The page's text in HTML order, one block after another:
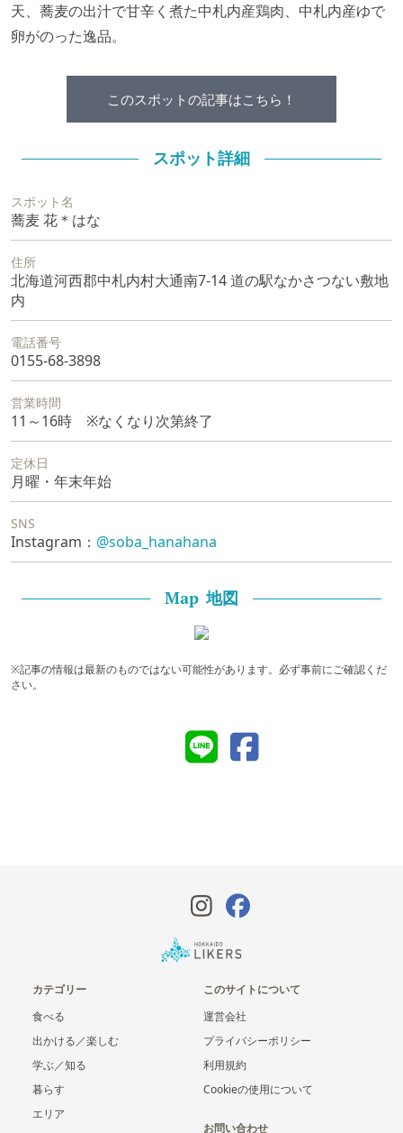
天、蕎麦の出汁で甘辛く煮た中札内産鶏肉、中札内産ゆで
卵がのった逸品。
このスポットの記事はこちら！
スポット詳細
スポット名
蕎麦 花＊はな
住所
北海道河西郡中札内村大通南7-14 道の駅なかさつない敷地
内
電話番号
0155-68-3898
営業時間
11～16時 ※なくなり次第終了
定休日
月曜・年末年始
SNS
Instagram： @soba_hanahana
Map 地図
※記事の情報は最新のものではない可能性があります。必ず事前にご確認くだ
さい。
カテゴリー
食べる
出かける／楽しむ
学ぶ／知る
暮らす
エリア
このサイトについて
運営会社
プライバシーポリシー
利用規約
Cookieの使用について
お問い合わせ